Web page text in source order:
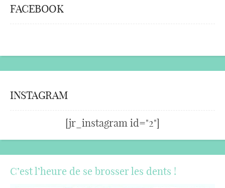
FACEBOOK
INSTAGRAM
[jr_instagram id="2"]
C’est l’heure de se brosser les dents !